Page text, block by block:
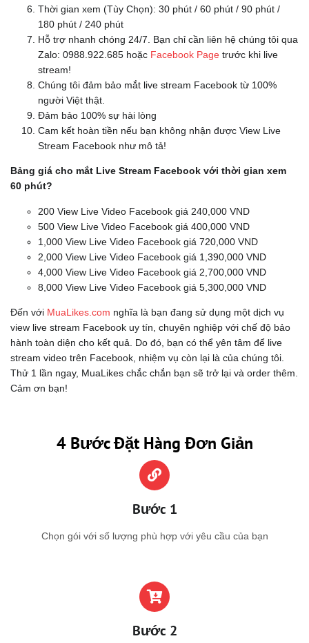
Thời gian xem (Tùy Chọn): 30 phút / 60 phút / 90 phút /
180 phút / 240 phút
Hỗ trợ nhanh chóng 24/7. Bạn chỉ cần liên hệ chúng tôi qua
Zalo: 0988.922.685 hoặc Facebook Page trước khi live
stream!
Chúng tôi đảm bảo mắt live stream Facebook từ 100%
người Việt thật.
Đảm bảo 100% sự hài lòng
Cam kết hoàn tiền nếu bạn không nhận được View Live
Stream Facebook như mô tả!
Bảng giá cho mắt Live Stream Facebook với thời gian xem
60 phút?
200 View Live Video Facebook giá 240,000 VND
500 View Live Video Facebook giá 400,000 VND
1,000 View Live Video Facebook giá 720,000 VND
2,000 View Live Video Facebook giá 1,390,000 VND
4,000 View Live Video Facebook giá 2,700,000 VND
8,000 View Live Video Facebook giá 5,300,000 VND
Đến với MuaLikes.com nghĩa là bạn đang sử dụng một dịch vụ
view live stream Facebook uy tín, chuyên nghiệp với chế độ bảo
hành toàn diện cho kết quả. Do đó, bạn có thể yên tâm để live
stream video trên Facebook, nhiệm vụ còn lại là của chúng tôi.
Thử 1 lần ngay, MuaLikes chắc chắn bạn sẽ trở lại và order thêm.
Cảm ơn bạn!
4 Bước Đặt Hàng Đơn Giản
Bước 1
Chọn gói với số lượng phù hợp với yêu cầu của bạn
Bước 2